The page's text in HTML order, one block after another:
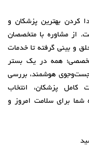
کردن بهترین پزشکان و
از مشاوره با متخصصان
و بینی گرفته تا خدمات
تخصصی؛ همه در یک بستر
جست‌وجوی هوشمند، بررسی
کامل پزشکان، انتخاب
شما برای سلامت امروز و